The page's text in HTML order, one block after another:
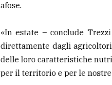
afose.
«In estate – conclude
direttamente dagli
delle loro caratteristiche
per il territorio e per le nostre